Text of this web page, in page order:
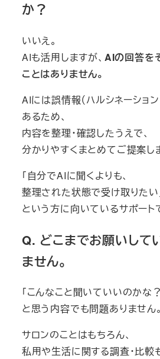
か？
いいえ。
AIも活用しますが、 AIの回答を
ことはありません。
AIには誤情報（ハルシネーショ
あるため、
内容を整理・確認したうえで、
分かりやすくまとめてご提案し
「自分でAIに聞くよりも、
整理された状態で受け取りたい
という方に向いているサポート
Q. どこまでお願いして
ません。
「こんなこと聞いていいのかな？
と思う内容でも問題ありません。
サロンのことはもちろん、
私用や生活に関する調査・比較